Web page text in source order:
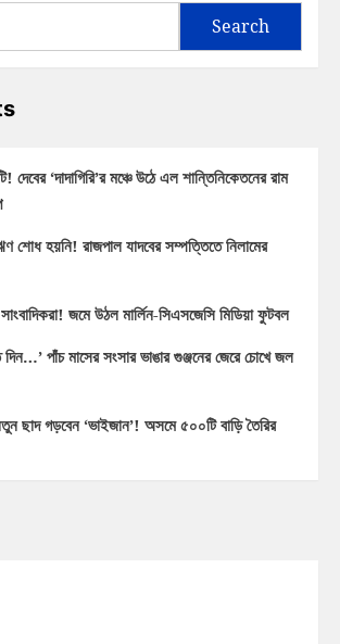
Search
‘দাদাগিরি’র মঞ্চে উঠে এল শান্তিনিকেতনের রাম
শোধ হয়নি! রাজপাল যাদবের সম্পত্তিতে নিলামের
জমে উঠল মার্লিন-সিএসজেসি মিডিয়া ফুটবল
পাঁচ মাসের সংসার ভাঙার গুঞ্জনের জেরে চোখে জল
ছাদ গড়বেন ‘ভাইজান’! অসমে ৫০০টি বাড়ি তৈরির